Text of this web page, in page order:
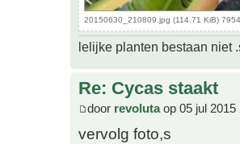
20150630_210809.jpg (114.71 KiB)
lelijke planten bestaan niet
Re: Cycas staakt
door revolutaop 05 jul 2015
vervolg foto,s